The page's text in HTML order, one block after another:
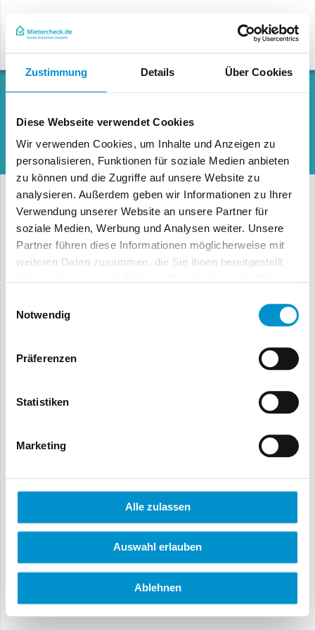
Zustimmung Details Über Cookies
Diese Webseite verwendet Cookies
Wir verwenden Cookies, um Inhalte und Anzeigen zu
personalisieren, Funktionen für soziale Medien anbieten
zu können und die Zugriffe auf unsere Website zu
analysieren. Außerdem geben wir Informationen zu Ihrer
Verwendung unserer Website an unsere Partner für
soziale Medien, Werbung und Analysen weiter. Unsere
Partner führen diese Informationen möglicherweise mit
weiteren Daten zusammen, die Sie ihnen bereitgestellt
Notwendig
Präferenzen
Statistiken
Marketing
Alle zulassen
Auswahl erlauben
Ablehnen
Mein
Erweiterte Suche
Sucheinstellungen
Artikelname
Artikelnummer